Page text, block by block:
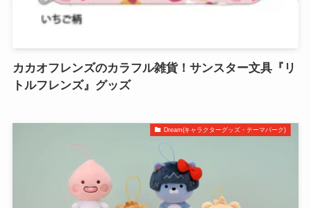
カカオフレンズのカラフル雑貨！サンスター文具『リ
トルフレンズ』グッズ
Dream(キャラクターグッズ・テーマパーク)